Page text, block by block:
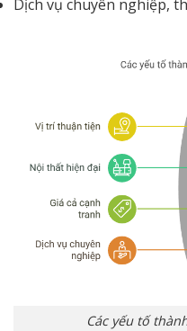
Dịch vụ chuyên nghiệp,
Các yếu tố